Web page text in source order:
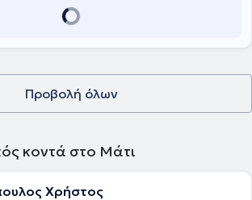
Προβολή όλων
κοντά στο Μάτι
Χρήστος